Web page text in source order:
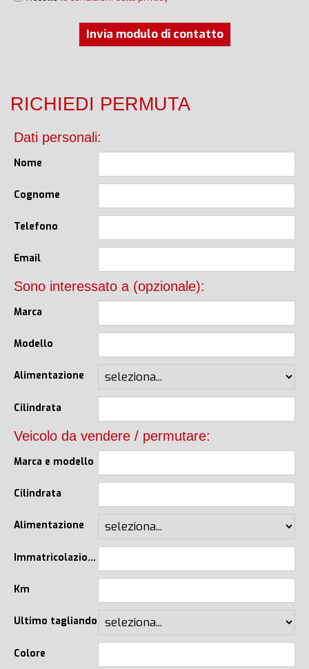
Invia modulo di contatto
RICHIEDI PERMUTA
Dati personali:
Nome
Cognome
Telefono
Email
Sono interessato a (opzionale):
Marca
Modello
Alimentazione
Cilindrata
Veicolo da vendere / permutare:
Marca e modello
Cilindrata
Alimentazione
Immatricolazione
Km
Ultimo tagliando
Colore